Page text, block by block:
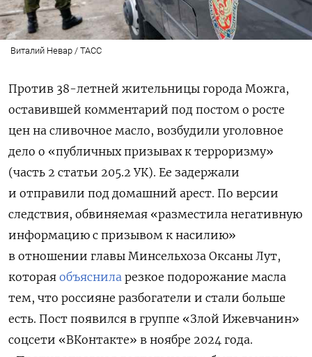
Виталий Невар / ТАСС
Против 38-летней жительницы города Можга,
оставившей комментарий под постом о росте
цен на сливочное масло, возбудили уголовное
дело о «публичных призывах к терроризму»
(часть 2 статьи 205.2 УК). Ее задержали
и отправили под домашний арест. По версии
следствия, обвиняемая «разместила негативную
информацию с призывом к насилию»
в отношении главы Минсельхоза Оксаны Лут,
которая объяснила резкое подорожание масла
тем, что россияне разбогатели и стали больше
есть. Пост появился в группе «Злой Ижевчанин»
соцсети «ВКонтакте» в ноябре 2024 года.